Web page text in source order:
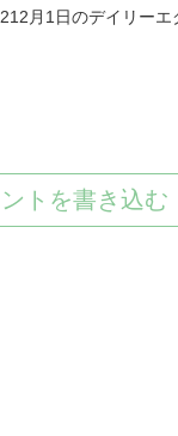
月1日のデイリー
トを書き込む